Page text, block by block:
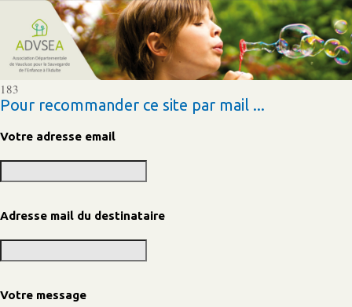
183
Pour recommander ce site par mail ...
Votre adresse email
Adresse mail du destinataire
Votre message